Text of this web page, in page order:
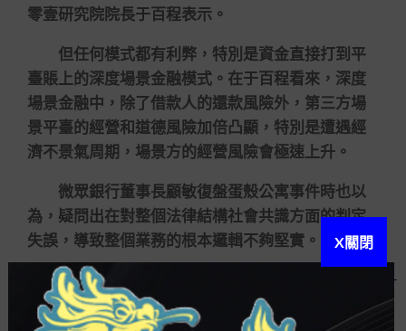
零壹研究院院長于百程表示。
但任何模式都有利弊，特別是資金直接打到平
臺賬上的深度場景金融模式。在于百程看來，深度
場景金融中，除了借款人的還款風險外，第三方場
景平臺的經營和道德風險加倍凸顯，特別是遭遇經
濟不景氣周期，場景方的經營風險會極速上升。
微眾銀行董事長顧敏復盤蛋殼公寓事件時也以
為，疑問出在對整個法律結構社會共識方面的判定
失誤，導致整個業務的根本邏輯不夠堅實。
業內人士結算以為，之所以會出現爆雷事件，
多有場景平臺聚攏消費者借貸資金而形成的資金
X關閉